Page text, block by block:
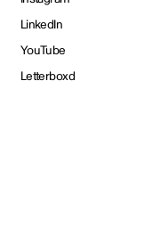
LinkedIn
YouTube
Letterboxd